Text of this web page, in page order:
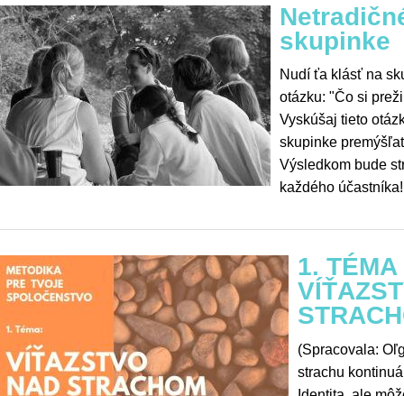
skupinke
Nudí ťa klásť na
otázku: "Čo si
Vyskúšaj tieto
skupinke
Výsledkom bude
každého účastníka!
1. TÉMA
(Spracovala:
strachu